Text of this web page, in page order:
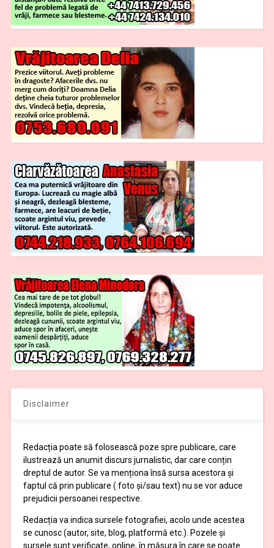
Disclaimer
Redacția poate să folosească poze spre publicare, care
ilustrează un anumit discurs jurnalistic, dar care conțin
dreptul de autor. Se va menționa însă sursa acestora și
faptul că prin publicare ( foto și/sau text) nu se vor aduce
prejudicii persoanei respective.
Redacția va indica sursele fotografiei, acolo unde acestea
se cunosc (autor, site, blog, platformă etc.). Pozele și
sursele sunt verificate, online, în măsura în care se poate